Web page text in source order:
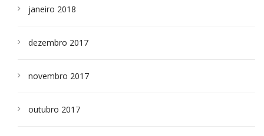
janeiro 2018
dezembro 2017
novembro 2017
outubro 2017